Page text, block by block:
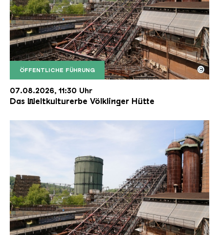
ÖFFENTLICHE FÜHRUNG
Der Erzschrägaufzug der Völklinger Hütte mit
Copyright: Weltkulturerbe Völklinger Hütte | Karl
©
07.08.2026, 11:30 Uhr
Das Weltkulturerbe Völklinger Hütte